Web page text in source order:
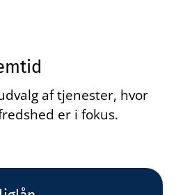
af tjenester, hvor
er i fokus.